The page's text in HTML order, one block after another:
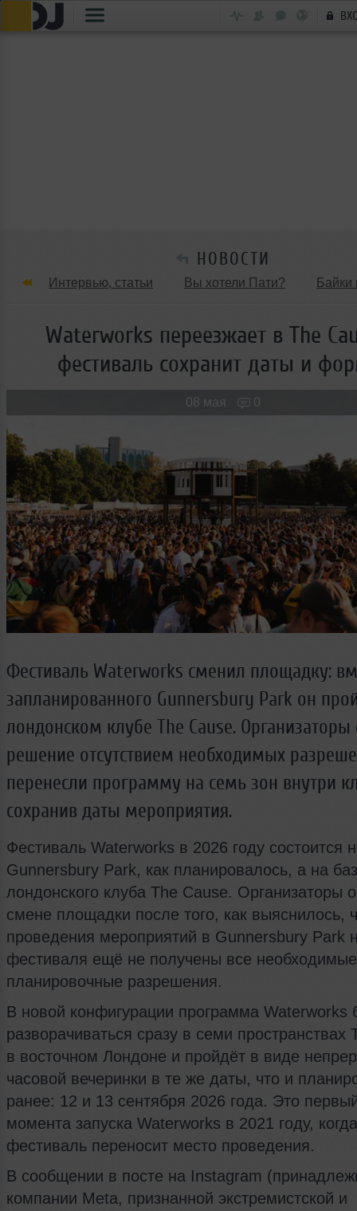
НОВОСТИ
Интервью, статьи Вы хотели Пати? Байки
Танцевальные стили Обзоры Вечеринок и
Новые лица Мужчина & Женщина
Waterworks переезжает в The
фестиваль сохранит даты и
08 мая 0
Фестиваль Waterworks сменил площадку:
запланированного Gunnersbury Park он
лондонском клубе The Cause.
решение отсутствием необходимых
перенесли программу на семь зон внутри
сохранив даты мероприятия.
Фестиваль Waterworks в 2026 году состоится
Gunnersbury Park, как планировалось, а на
лондонского клуба The Cause. Организаторы
смене площадки после того, как выяснилось,
проведения мероприятий в Gunnersbury Park
фестиваля ещё не получены все необходимые
планировочные разрешения.
В новой конфигурации программа Waterworks
разворачиваться сразу в семи пространствах
в восточном Лондоне и пройдёт в виде
часовой вечеринки в те же даты, что и
ранее: 12 и 13 сентября 2026 года. Это
момента запуска Waterworks в 2021 году, когда
фестиваль переносит место проведения.
В сообщении в посте на Instagram
компании Meta, признанной экстремистской и